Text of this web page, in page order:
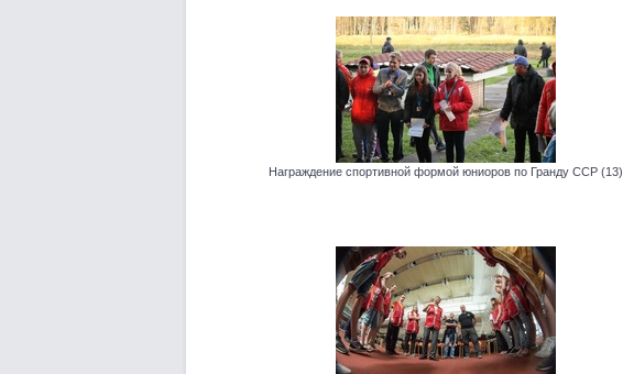
Награждение спортивной формой юниоров по Гранду ССР (13)